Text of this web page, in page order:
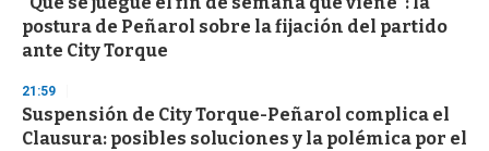
postura de Peñarol sobre la fijación del partido
ante City Torque
21:59
Suspensión de City Torque-Peñarol complica el
Clausura: posibles soluciones y la polémica por el